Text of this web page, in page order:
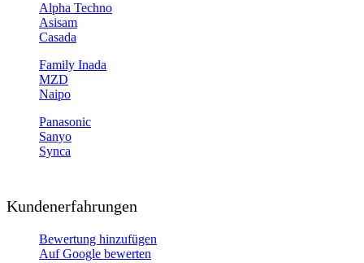
Alpha Techno
Asisam
Casada
Family Inada
MZD
Naipo
Panasonic
Sanyo
Synca
Kundenerfahrungen
Bewertung hinzufügen
Auf Google bewerten